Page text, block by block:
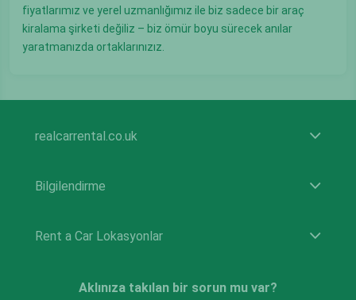
fiyatlarımız ve yerel uzmanlığımız ile biz sadece bir araç
kiralama şirketi değiliz – biz ömür boyu sürecek anılar
yaratmanızda ortaklarınızız.
realcarrental.co.uk
Bilgilendirme
Rent a Car Lokasyonlar
Aklınıza takılan bir sorun mu var?